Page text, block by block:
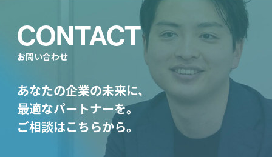
CONTACT
お問い合わせ
あなたの企業の未来に、
最適なパートナーを。
ご相談はこちらから。